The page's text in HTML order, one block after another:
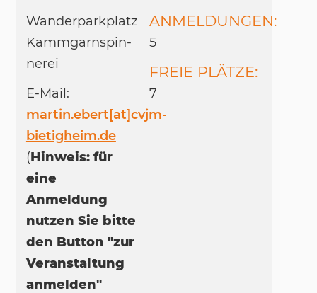
Wan­der­park­platz
Kamm­garn­spin­
ne­rei
E-Mail:
martin.ebert[at]cvjm-
bietigheim.de
(Hinweis: für
eine
Anmeldung
nutzen Sie bitte
den Button "zur
Veranstaltung
anmelden"
ANMELDUNGEN:
5
FREIE PLÄTZE:
7